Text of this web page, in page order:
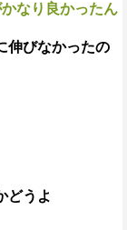
なり良かったん
伸びなかったの
どうよ